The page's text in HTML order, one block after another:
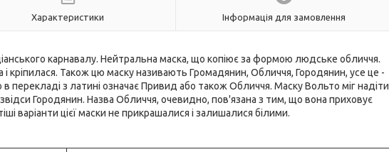
Характеристики Інформація для замовлення
карнавалу. Нейтральна маска, що копіює за формою людське обличчя.
кріпилася. Також цю маску називають Громадянин, Обличчя, Городянин, усе це -
перекладі з латині означає Привид або також Обличчя. Маску Вольто міг надіти
Городянин. Назва Обличчя, очевидно, пов'язана з тим, що вона приховує
варіанти цієї маски не прикрашалися і залишалися білими.